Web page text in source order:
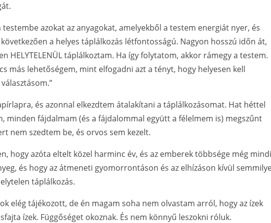
testembe azokat az anyagokat, amelyekből a testem energiát nyer, és
a helyes táplálkozás létfontosságú. Nagyon hosszú időn át,
HELYTELENÜL táplálkoztam. Ha így folytatom, akkor rámegy a testem.
más lehetőségem, mint elfogadni azt a tényt, hogy helyesen kell
és azonnal elkezdtem átalakítani a táplálkozásomat. Hat héttel
minden fájdalmam (és a fájdalommal együtt a félelmem is) megszűnt
nem szedtem be, és orvos sem kezelt.
hogy azóta eltelt közel harminc év, és az emberek többsége még
és hogy az átmeneti gyomorrontáson és az elhízáson kívül
táplálkozás.
elég tájékozott, de én magam soha nem olvastam arról, hogy az ízek
ízek. Függőséget okoznak. És nem könnyű leszokni róluk.